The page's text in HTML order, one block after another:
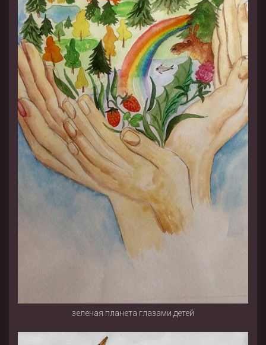
зеленая планета глазами детей